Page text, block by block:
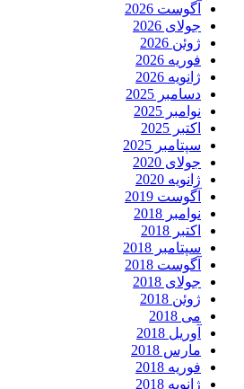
آگوست 2026
جولای 2026
ژوئن 2026
فوریه 2026
ژانویه 2026
دسامبر 2025
نوامبر 2025
اکتبر 2025
سپتامبر 2025
جولای 2020
ژانویه 2020
آگوست 2019
نوامبر 2018
اکتبر 2018
سپتامبر 2018
آگوست 2018
جولای 2018
ژوئن 2018
می 2018
آوریل 2018
مارس 2018
فوریه 2018
ژانویه 2018